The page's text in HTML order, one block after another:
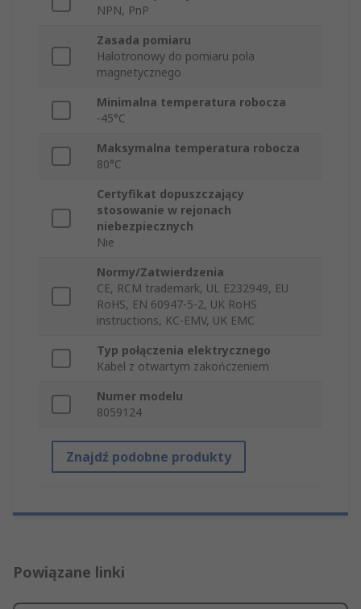
NPN, PnP
Zasada pomiaru
Halotronowy do pomiaru pola
magnetycznego
Minimalna temperatura robocza
-45°C
Maksymalna temperatura robocza
80°C
Certyfikat dopuszczający
stosowanie w rejonach
niebezpiecznych
Nie
Normy/Zatwierdzenia
CE, RCM trademark, UL E232949, EU
RoHS, EN 60947-5-2, UK RoHS
instructions, KC-EMV, UK EMC
Typ połączenia elektrycznego
Kabel z otwartym zakończeniem
Numer modelu
8059124
Znajdź podobne produkty
Powiązane linki